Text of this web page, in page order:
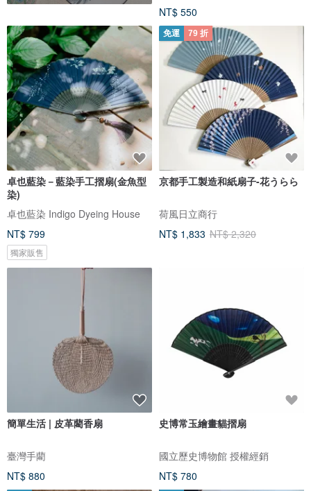
NT$ 550
卓也藍染－藍染手工摺扇(金魚型
染)
卓也藍染 Indigo Dyeing House
NT$ 799
獨家販售
免運 79 折
京都手工製造和紙扇子-花うらら
荷風日立商行
NT$ 1,833 NT$ 2,320
簡單生活 | 皮革藺香扇
臺灣手藺
NT$ 880
史博常玉繪畫貓摺扇
國立歷史博物館 授權經銷
NT$ 780